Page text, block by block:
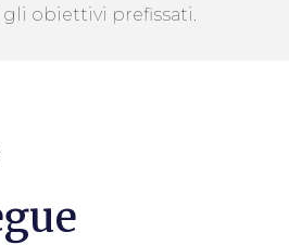
obiettivi prefissati.